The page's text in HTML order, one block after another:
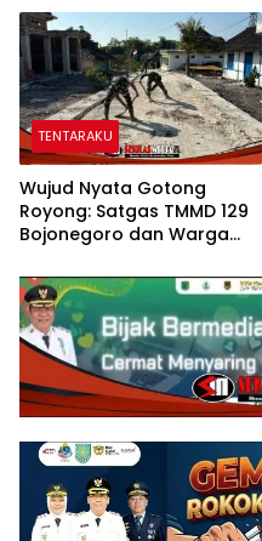
Anak-Anak Kesongo
TENTARAKU
Wujud Nyata Gotong
Royong: Satgas TMMD 129
Bojonegoro dan Warga
Drainase demi Keawetan
Jalan Desa